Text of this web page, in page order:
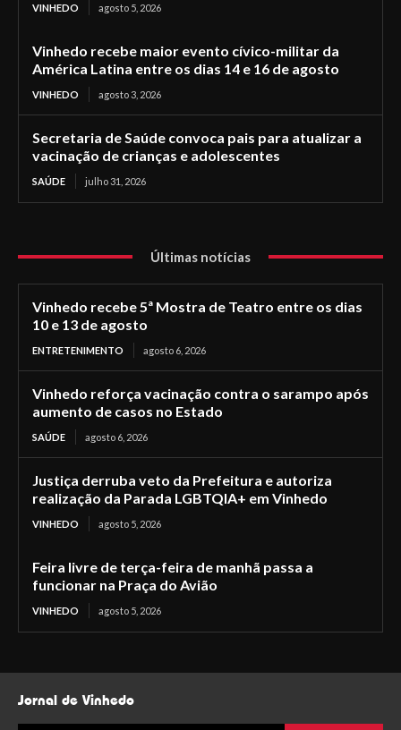
VINHEDO agosto 5, 2026
Vinhedo recebe maior evento cívico-militar da
América Latina entre os dias 14 e 16 de agosto
VINHEDO agosto 3, 2026
Secretaria de Saúde convoca pais para atualizar a
vacinação de crianças e adolescentes
SAÚDE julho 31, 2026
Últimas notícias
Vinhedo recebe 5ª Mostra de Teatro entre os dias
10 e 13 de agosto
ENTRETENIMENTO agosto 6, 2026
Vinhedo reforça vacinação contra o sarampo após
aumento de casos no Estado
SAÚDE agosto 6, 2026
Justiça derruba veto da Prefeitura e autoriza
realização da Parada LGBTQIA+ em Vinhedo
VINHEDO agosto 5, 2026
Feira livre de terça-feira de manhã passa a
funcionar na Praça do Avião
VINHEDO agosto 5, 2026
Jornal de Vinhedo